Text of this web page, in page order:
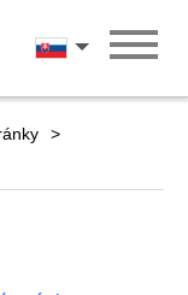
Slovenčina